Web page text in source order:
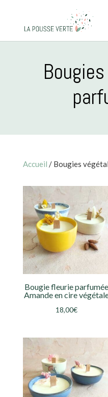
Accueil / Bougies
Bougie fleurie parfumée
Amande en cire
18,00€